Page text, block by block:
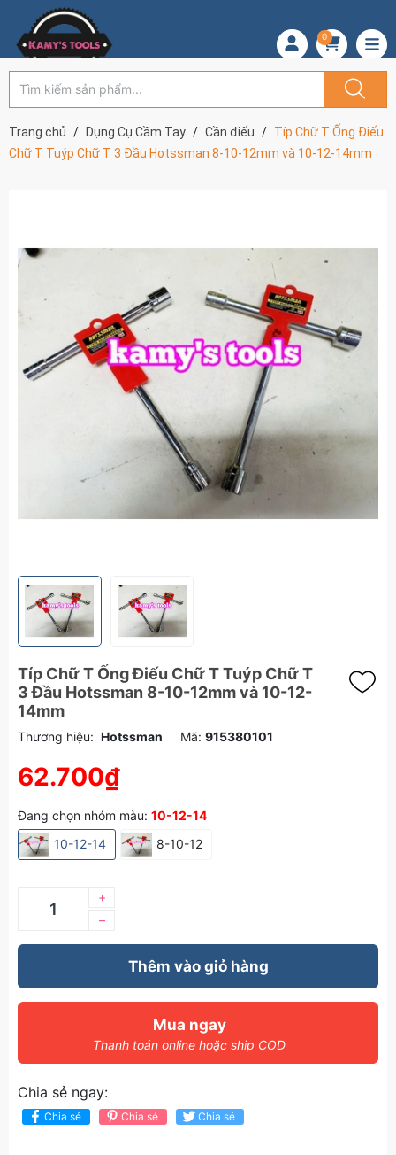
0
Trang chủ Dụng Cụ Cầm Tay Cần điếu
Típ Chữ T Ống Điếu
Chữ T Tuýp Chữ T 3 Đầu Hotssman 8-10-12mm và 10-12-14mm
Típ Chữ T Ống Điếu Chữ T Tuýp Chữ T
3 Đầu Hotssman 8-10-12mm và 10-12-
14mm
Thương hiệu: Hotssman Mã: 915380101
62.700₫
Đang chọn nhóm màu: 10-12-14
10-12-14
8-10-12
–
+
Thêm vào giỏ hàng
Mua ngay
Thanh toán online hoặc ship COD
Chia sẻ ngay:
Chia sẻ Chia sẻ Chia sẻ